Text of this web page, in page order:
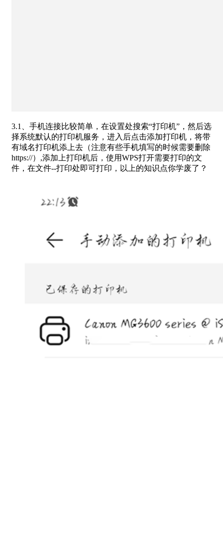
3.1、手机连接比较简单，在设置处搜索“打印机”，然后选
择系统默认的打印机服务，进入后点击添加打印机，将带
有域名打印机添上去（注意有些手机填写的时候需要删除
https://）,添加上打印机后，使用WPS打开需要打印的文
件，在文件--打印处即可打印，以上的知识点你学废了？